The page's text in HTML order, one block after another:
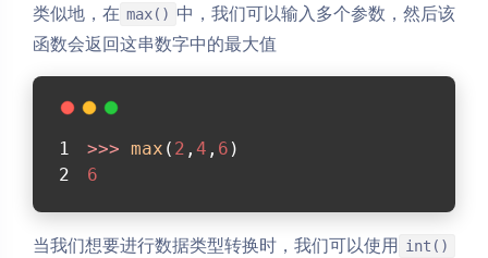
类似地，在 max() 中，我们可以输入多个参数，然后该
函数会返回这串数字中的最大值
>>> max ( 2 , 4 , 6 )
6
当我们想要进行数据类型转换时，我们可以使用 int()